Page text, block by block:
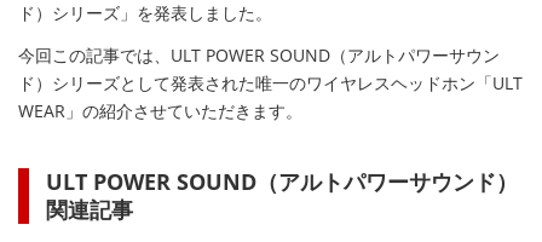
ド）シリーズ」を発表しました。
今回この記事では、ULT POWER SOUND（アルトパワーサウン
ド）シリーズとして発表された唯一のワイヤレスヘッドホン「ULT
WEAR」の紹介させていただきます。
ULT POWER SOUND（アルトパワーサウンド）
関連記事